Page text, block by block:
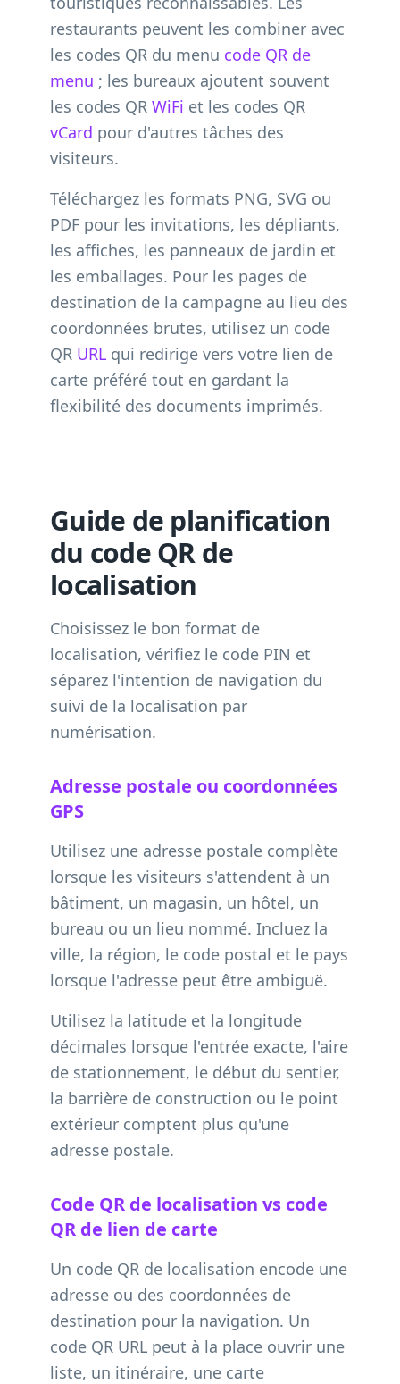
restaurants peuvent les combiner avec
les codes QR du menu code QR de
menu ; les bureaux ajoutent souvent
les codes QR WiFi et les codes QR
vCard pour d'autres tâches des
visiteurs.
Téléchargez les formats PNG, SVG ou
PDF pour les invitations, les dépliants,
les affiches, les panneaux de jardin et
les emballages. Pour les pages de
destination de la campagne au lieu des
coordonnées brutes, utilisez un code
QR URL qui redirige vers votre lien de
carte préféré tout en gardant la
flexibilité des documents imprimés.
Guide de planification
du code QR de
localisation
Choisissez le bon format de
localisation, vérifiez le code PIN et
séparez l'intention de navigation du
suivi de la localisation par
numérisation.
Adresse postale ou coordonnées
GPS
Utilisez une adresse postale complète
lorsque les visiteurs s'attendent à un
bâtiment, un magasin, un hôtel, un
bureau ou un lieu nommé. Incluez la
ville, la région, le code postal et le pays
lorsque l'adresse peut être ambiguë.
Utilisez la latitude et la longitude
décimales lorsque l'entrée exacte, l'aire
de stationnement, le début du sentier,
la barrière de construction ou le point
extérieur comptent plus qu'une
adresse postale.
Code QR de localisation vs code
QR de lien de carte
Un code QR de localisation encode une
adresse ou des coordonnées de
destination pour la navigation. Un
code QR URL peut à la place ouvrir une
liste, un itinéraire, une carte